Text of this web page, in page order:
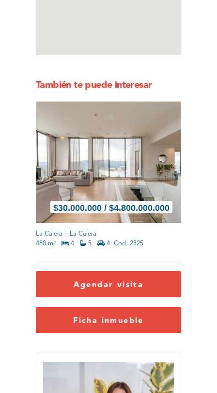
También te puede interesar
$30.000.000 / $4.800.000.000
La Calera – La Calera
480 m2 4 5 4 Cod. 2325
Agendar visita
Ficha inmueble